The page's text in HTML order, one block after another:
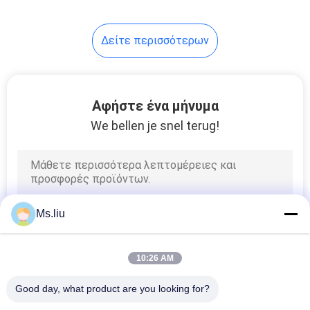
Ημι αυτόματη
κιβωτίων
Αυτόματη μηχανή
δεσίματος
Δείτε περισσότερων
Αφήστε ένα μήνυμα
We bellen je snel terug!
Ms.liu
10:26 AM
Good day, what product are you looking for?